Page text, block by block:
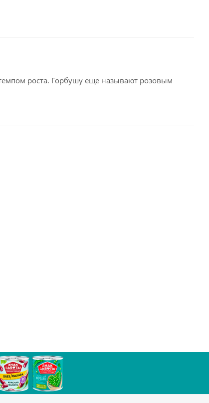
роста. Горбушу еще называют розовым